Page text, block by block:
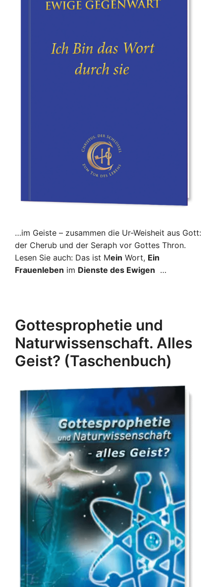
…im Geiste – zusammen die Ur-Weisheit aus Gott:
der Cherub und der Seraph vor Gottes Thron.
Lesen Sie auch: Das ist Mein Wort, Ein
Frauenleben im Dienste des Ewigen …
Gottesprophetie und
Naturwissenschaft. Alles
Geist? (Taschenbuch)